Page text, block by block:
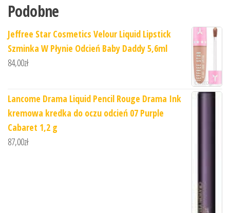
Podobne
Jeffree Star Cosmetics Velour Liquid Lipstick
Szminka W Płynie Odcień Baby Daddy 5,6ml
84,00zł
Lancome Drama Liquid Pencil Rouge Drama Ink
kremowa kredka do oczu odcień 07 Purple
Cabaret 1,2 g
87,00zł